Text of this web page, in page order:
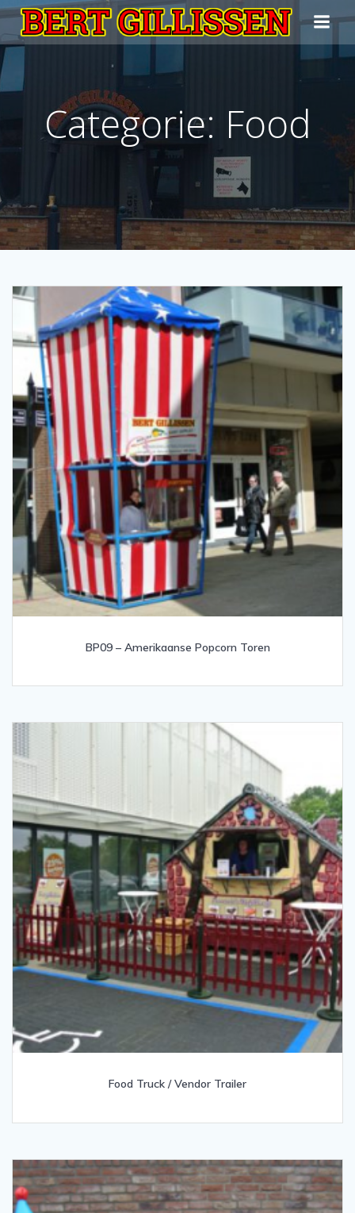
Ga
naar
de
Categorie: Food
BP09 – Amerikaanse Popcorn Toren
Food Truck / Vendor Trailer